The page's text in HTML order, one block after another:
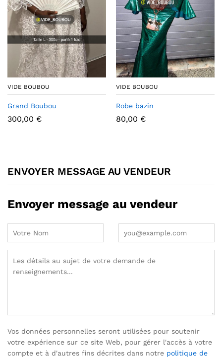
VIDE BOUBOU
Grand Boubou
300,00 €
VIDE BOUBOU
Robe bazin
80,00 €
ENVOYER MESSAGE AU VENDEUR
Envoyer message au vendeur
Vos données personnelles seront utilisées pour soutenir
votre expérience sur ce site Web, pour gérer l'accès à votre
compte et à d'autres fins décrites dans notre politique de